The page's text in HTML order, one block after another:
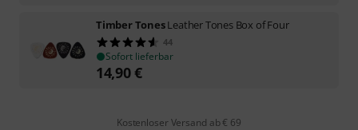
Timber TonesLeather Tones Box of Four
44
Sofort lieferbar
14,90€
Kostenloser Versand ab € 69